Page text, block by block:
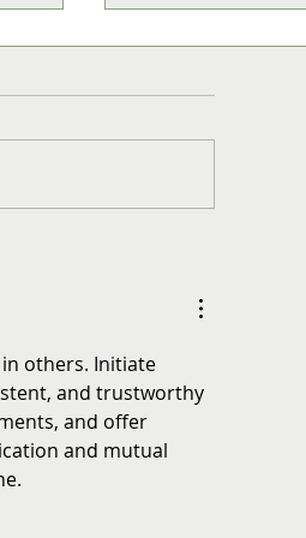
others. Initiate
and trustworthy
and offer
and mutual